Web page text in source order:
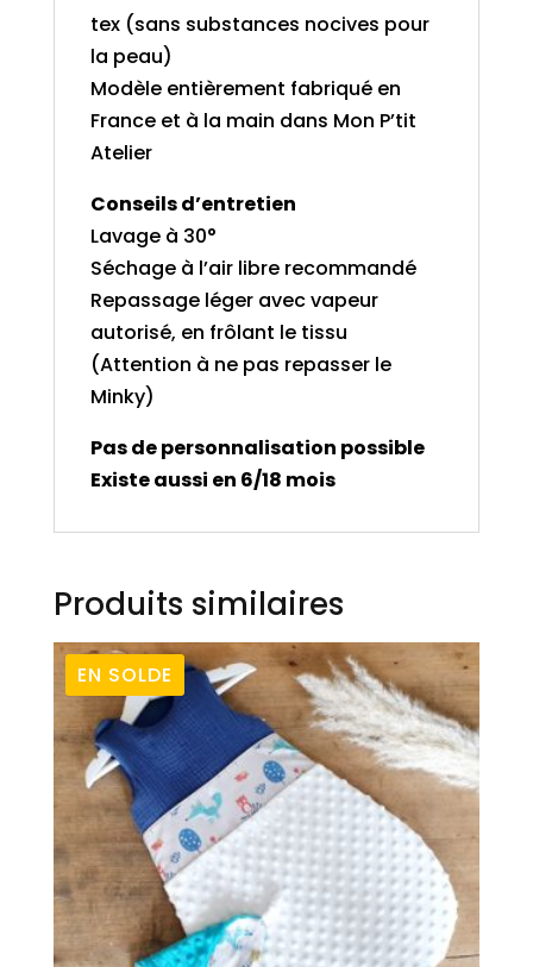
tex (sans substances nocives pour
la peau)
Modèle entièrement fabriqué en
France et à la main dans Mon P’tit
Atelier
Conseils d’entretien
Lavage à 30°
Séchage à l’air libre recommandé
Repassage léger avec vapeur
autorisé, en frôlant le tissu
(Attention à ne pas repasser le
Minky)
Pas de personnalisation possible
Existe aussi en 6/18 mois
Produits similaires
EN SOLDE